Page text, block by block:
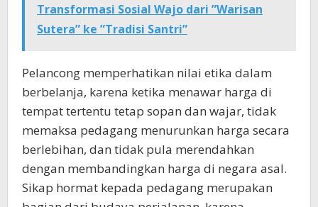
Transformasi Sosial Wajo dari ”Warisan
Sutera” ke ”Tradisi Santri”
Pelancong memperhatikan nilai etika dalam
berbelanja, karena ketika menawar harga di
tempat tertentu tetap sopan dan wajar, tidak
memaksa pedagang menurunkan harga secara
berlebihan, dan tidak pula merendahkan
dengan membandingkan harga di negara asal.
Sikap hormat kepada pedagang merupakan